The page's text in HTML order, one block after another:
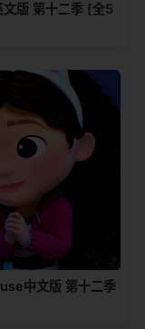
文版 第十二季 [全5
中文版 第十二季